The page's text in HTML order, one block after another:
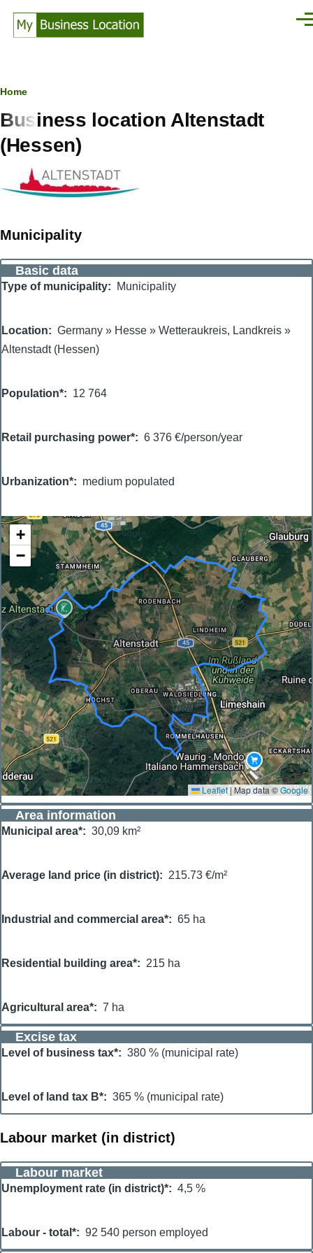
Breadcrumb
Home
Business location Altenstadt
(Hessen)
Municipality
Basic data
Type of municipality Municipality
Location Germany » Hesse » Wetteraukreis, Landkreis »
Altenstadt (Hessen)
Population* 12 764
Retail purchasing power* 6 376 €/person/year
Urbanization* medium populated
+
−
Leaflet | Map data ©Google
Area information
Municipal area* 30,09 km²
Average land price (in district) 215.73 €/m²
Industrial and commercial area* 65 ha
Residential building area* 215 ha
Agricultural area* 7 ha
Excise tax
Level of business tax* 380 % (municipal rate)
Level of land tax B* 365 % (municipal rate)
Labour market (in district)
Labour market
Unemployment rate (in district)* 4,5 %
Labour - total* 92 540 person employed